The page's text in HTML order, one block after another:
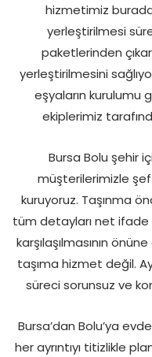
hizmetimiz burada
yerleştirilmesi
paketlerinden
yerleştirilmesini
eşyaların kurulumu
ekiplerimiz
Bursa Bolu şehir
müşterilerimizle
kuruyoruz. Taşınma
tüm detayları net ifade
karşılaşılmasının
taşıma hizmet değil.
süreci sorunsuz ve
Bursa’dan Bolu’ya
her ayrıntıyı titizlikle